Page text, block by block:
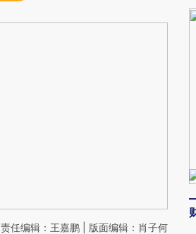
责任编辑：王嘉鹏 | 版面编辑：肖子何